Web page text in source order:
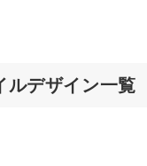
ルデザイン一覧